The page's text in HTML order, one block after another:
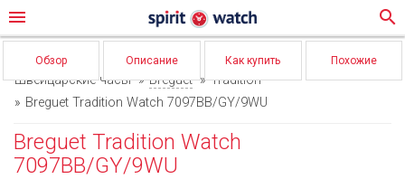
menu search
Обзор Описание Как купить Похожие
Швейцарские часы Breguet
Tradition
Breguet Tradition Watch 7097BB/GY/9WU
Breguet Tradition Watch
7097BB/GY/9WU